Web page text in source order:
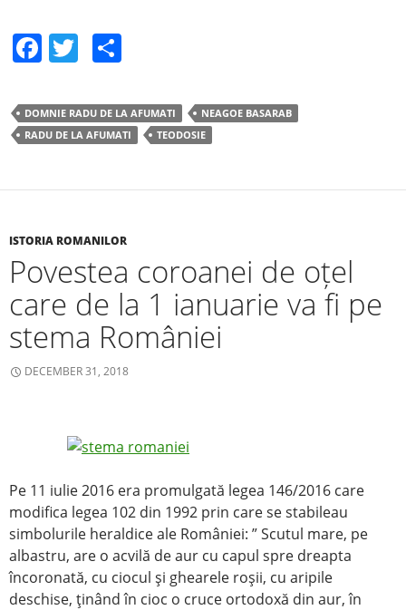
F
c
e
o
k
T
itt
er
ar
e
DOMNIE RADU DE LA AFUMATI
NEAGOE BASARAB
RADU DE LA AFUMATI
TEODOSIE
ISTORIA ROMANILOR
Povestea coroanei de oțel
care de la 1 ianuarie va fi pe
stema României
DECEMBER 31, 2018
Pe 11 iulie 2016 era promulgată legea 146/2016 care
modifica legea 102 din 1992 prin care se stabileau
simbolurile heraldice ale României: ” Scutul mare, pe
albastru, are o acvilă de aur cu capul spre dreapta
încoronată, cu ciocul şi ghearele roşii, cu aripile
deschise, ţinând în cioc o cruce ortodoxă din aur, în